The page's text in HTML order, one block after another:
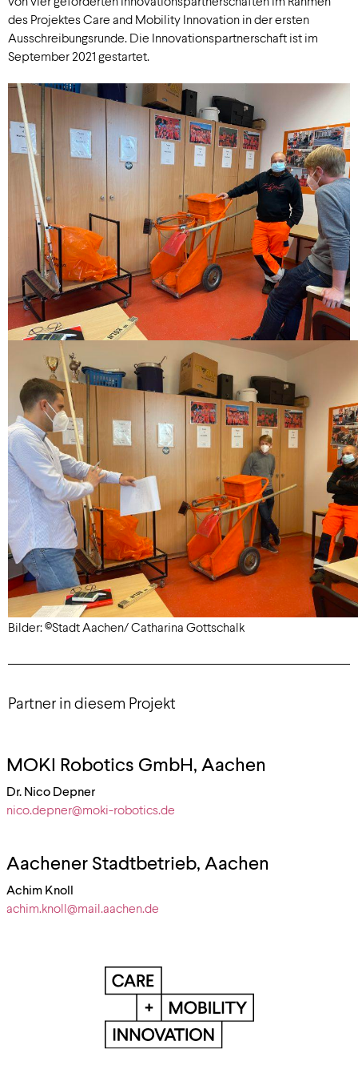
des Projektes Care and Mobility Innovation in der ersten
Ausschreibungsrunde. Die Innovationspartnerschaft ist im
September 2021 gestartet.
Bilder: ©Stadt Aachen/ Catharina Gottschalk
Partner in diesem Projekt
MOKI Robotics GmbH, Aachen
Dr. Nico Depner
nico.depner@moki-robotics.de
Aachener Stadtbetrieb, Aachen
Achim Knoll
achim.knoll@mail.aachen.de